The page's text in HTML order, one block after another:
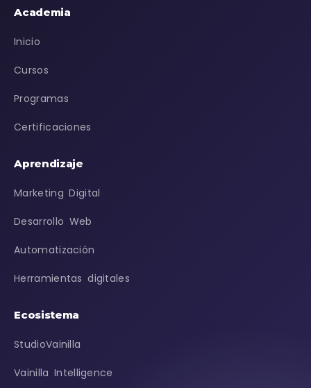
Academia
Inicio
Cursos
Programas
Certificaciones
Aprendizaje
Marketing Digital
Desarrollo Web
Automatización
Herramientas digitales
Ecosistema
StudioVainilla
Vainilla Intelligence